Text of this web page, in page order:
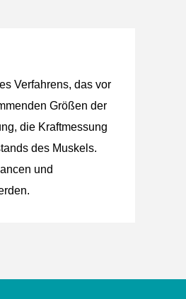
Verfahrens, das vor
Größen der
die Kraftmessung
des Muskels.
und